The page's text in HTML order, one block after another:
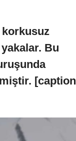
korkusuz
Bu
[caption